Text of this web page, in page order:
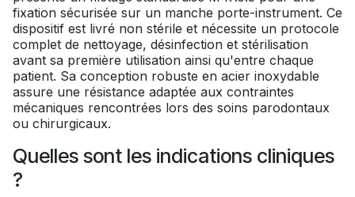
fixation sécurisée sur un manche porte-instrument. Ce
dispositif est livré non stérile et nécessite un protocole
complet de nettoyage, désinfection et stérilisation
avant sa première utilisation ainsi qu'entre chaque
patient. Sa conception robuste en acier inoxydable
assure une résistance adaptée aux contraintes
mécaniques rencontrées lors des soins parodontaux
ou chirurgicaux.
Quelles sont les indications cliniques
?